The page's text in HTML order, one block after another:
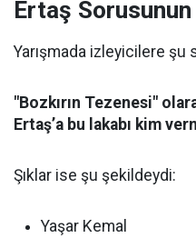
Ertaş Sorusunun
Yarışmada izleyicilere şu
"Bozkırın Tezenesi"
Ertaş’a bu lakabı kim
Şıklar ise şu şekildeydi:
Yaşar Kemal